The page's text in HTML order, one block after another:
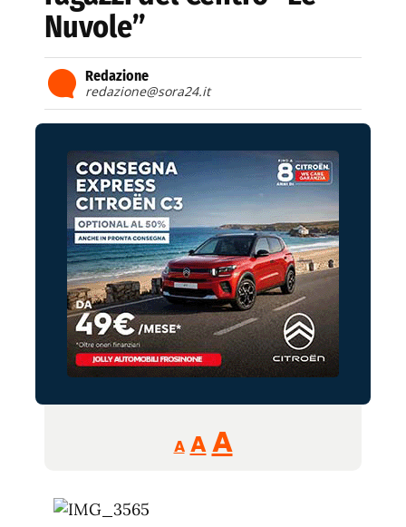
Nuvole”
Redazione
redazione@sora24.it
A
Reducir
tamaño
A Restablecer
AAumentar